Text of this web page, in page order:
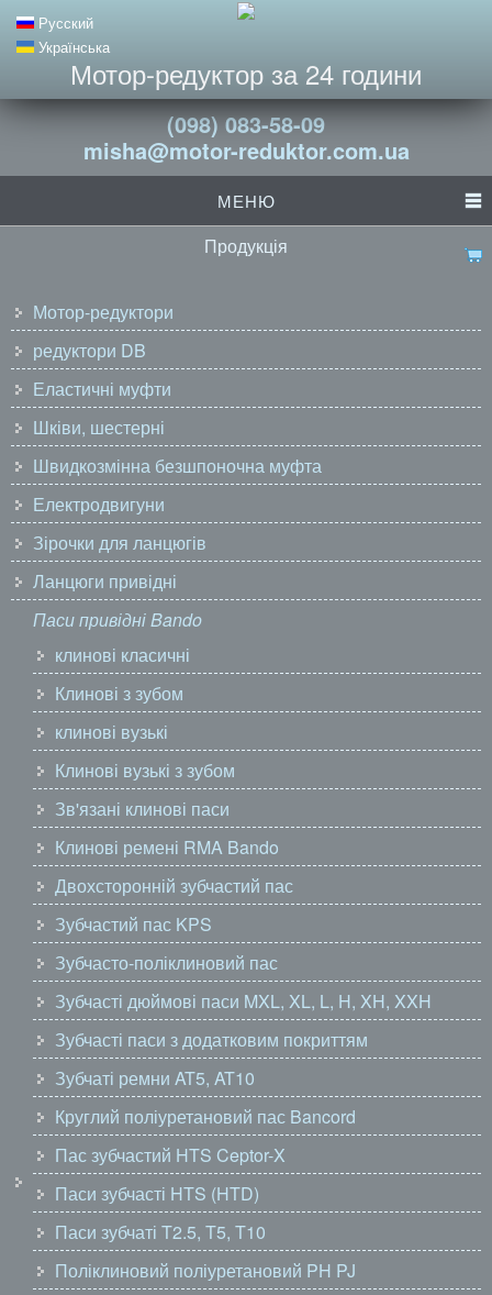
Русский
Українська
Мотор-редуктор за 24 години
(098) 083-58-09
misha@motor-reduktor.com.ua
МЕНЮ
Продукція
Мотор-редуктори
редуктори DB
Еластичні муфти
Шківи, шестерні
Швидкозмінна безшпоночна муфта
Електродвигуни
Зірочки для ланцюгів
Ланцюги привідні
Паси привідні Bando
клинові класичні
Клинові з зубом
клинові вузькі
Клинові вузькі з зубом
Зв'язані клинові паси
Клинові ремені RMA Bando
Двохсторонній зубчастий пас
Зубчастий пас KPS
Зубчасто-поліклиновий пас
Зубчасті дюймові паси MXL, XL, L, H, XH, XXH
Зубчасті паси з додатковим покриттям
Зубчаті ремни AT5, AT10
Круглий поліуретановий пас Bancord
Пас зубчастий HTS Ceptor-X
Паси зубчасті HTS (HTD)
Паси зубчаті T2.5, T5, T10
Поліклиновий поліуретановий PH PJ